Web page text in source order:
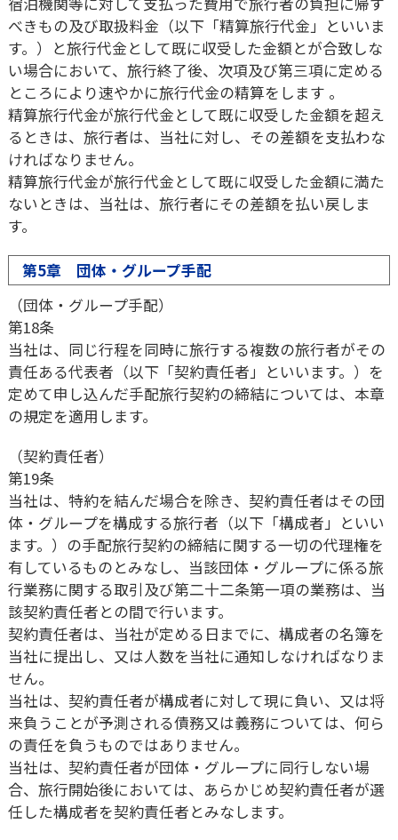
べきもの及び取扱料金（以下「精算旅行代金」といいま
す。）と旅行代金として既に収受した金額とが合致しな
い場合において、旅行終了後、次項及び第三項に定める
ところにより速やかに旅行代金の精算をします 。
精算旅行代金が旅行代金として既に収受した金額を超え
るときは、旅行者は、当社に対し、その差額を支払わな
ければなりません。
精算旅行代金が旅行代金として既に収受した金額に満た
ないときは、当社は、旅行者にその差額を払い戻しま
す。
第5章 団体・グループ手配
（団体・グループ手配）
第18条
当社は、同じ行程を同時に旅行する複数の旅行者がその
責任ある代表者（以下「契約責任者」といいます。）を
定めて申し込んだ手配旅行契約の締結については、本章
の規定を適用します。
（契約責任者）
第19条
当社は、特約を結んだ場合を除き、契約責任者はその団
体・グループを構成する旅行者（以下「構成者」といい
ます。）の手配旅行契約の締結に関する一切の代理権を
有しているものとみなし、当該団体・グループに係る旅
行業務に関する取引及び第二十二条第一項の業務は、当
該契約責任者との間で行います。
契約責任者は、当社が定める日までに、構成者の名簿を
当社に提出し、又は人数を当社に通知しなければなりま
せん。
当社は、契約責任者が構成者に対して現に負い、又は将
来負うことが予測される債務又は義務については、何ら
の責任を負うものではありません。
当社は、契約責任者が団体・グループに同行しない場
合、旅行開始後においては、あらかじめ契約責任者が選
任した構成者を契約責任者とみなします。